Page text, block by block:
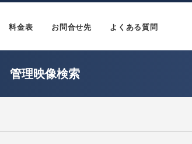
料金表 お問合せ先 よくある質問
管理映像検索